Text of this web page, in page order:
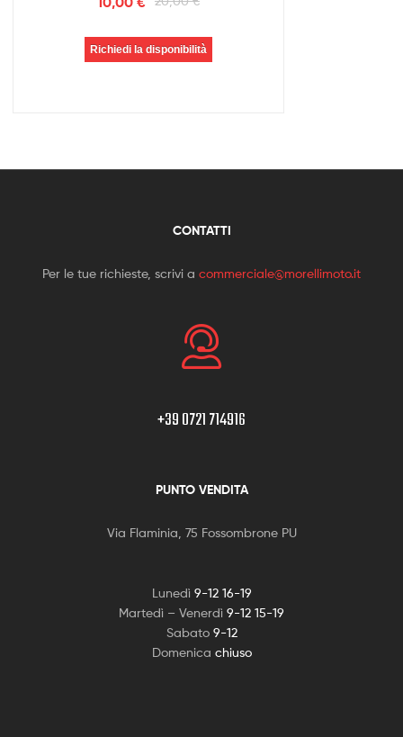
Richiedi la disponibilità
CONTATTI
Per le tue richieste, scrivi a commerciale@morellimoto.it
+39 0721 714916
PUNTO VENDITA
Via Flaminia, 75 Fossombrone PU
Lunedì 9-12 16-19
Martedì – Venerdì 9-12 15-19
Sabato 9-12
Domenica chiuso